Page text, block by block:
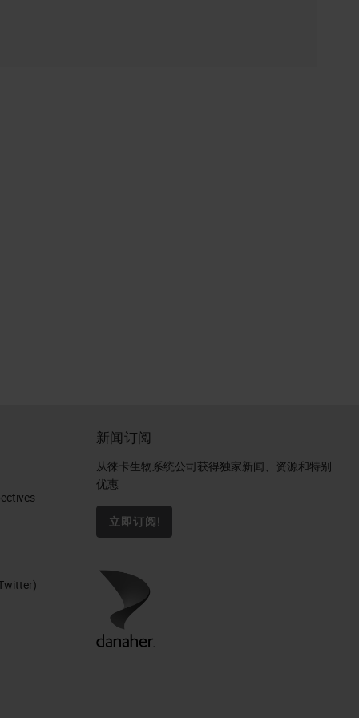
新闻订阅
从徕卡生物系统公司获得独家新闻、资源和特别
优惠
立即订阅!